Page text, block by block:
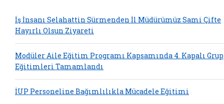
İş İnsanı Selahattin Sürmenden İl Müdürümüz Sami Çifte
Hayırlı Olsun Ziyareti
Modüler Aile Eğitim Programı Kapsamında 4. Kapalı Grup
Eğitimleri Tamamlandı
İUP Personeline Bağımlılıkla Mücadele Eğitimi